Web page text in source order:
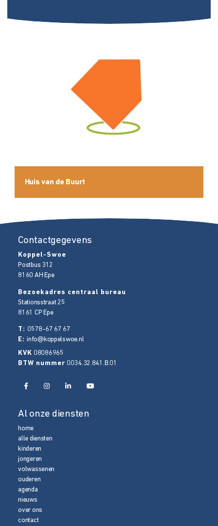
Huis van de Buurt
Contactgegevens
Koppel-Swoe
Postbus 312
8160 AH Epe
Bezoekadres centraal bureau
Stationsstraat 25
8161 CP Epe
T: 0578-67 67 67
E:info@koppelswoe.nl
KVK 08086965
BTW nummer 0034.32.841.B.01
Al onze diensten
home
alle diensten
kinderen
jongeren
volwassenen
ouderen
agenda
nieuws
over ons
contact